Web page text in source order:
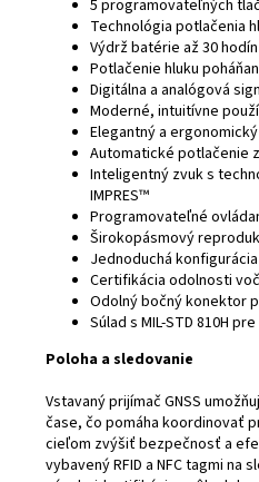
5 programovateľných
Technológia potlačenia
Výdrž batérie až 30 hodín
Potlačenie hluku
Digitálna a analógová
Moderné, intuitívne
Elegantný a
Automatické potlačenie
Inteligentný zvuk s
IMPRES™
Programovateľné
Širokopásmový
Jednoduchá
Certifikácia odolnosti
Odolný bočný konektor
Súlad s MIL-STD 810H
Poloha a sledovanie
Vstavaný prijímač GNSS
čase, čo pomáha koordinovať
cieľom zvýšiť bezpečnosť a
vybavený RFID a NFC tagmi na